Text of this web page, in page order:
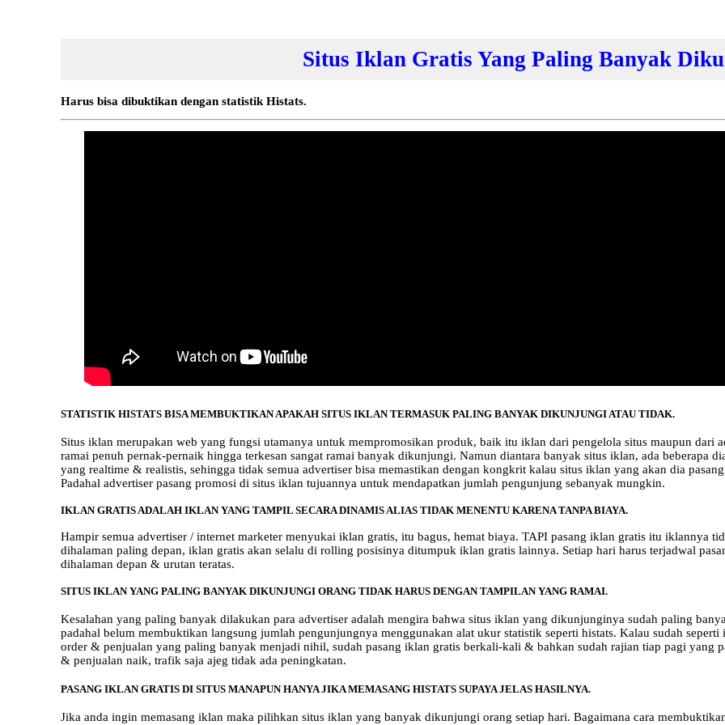
Situs Iklan Gratis Yang Paling Banyak
Harus bisa dibuktikan dengan statistik Histats.
STATISTIK HISTATS BISA MEMBUKTIKAN APAKAH SITUS IKLAN TERMASUK PALING BANYAK DIKUNJUNGI ATAU TIDAK.
Situs iklan merupakan web yang fungsi utamanya untuk mempromosikan produk, baik itu iklan dari pengelola situs maupun dari
ramai penuh pernak-pernaik hingga terkesan sangat ramai banyak dikunjungi. Namun diantara banyak situs iklan, ada beberapa
yang realtime & realistis, sehingga tidak semua advertiser bisa memastikan dengan kongkrit kalau situs iklan yang akan dia
Padahal advertiser pasang promosi di situs iklan tujuannya untuk mendapatkan jumlah pengunjung sebanyak mungkin.
IKLAN GRATIS ADALAH IKLAN YANG TAMPIL SECARA DINAMIS ALIAS TIDAK MENENTU KARENA TANPA BIAYA.
Hampir semua advertiser / internet marketer menyukai iklan gratis, itu bagus, hemat biaya. TAPI pasang iklan gratis itu iklannya
dihalaman paling depan, iklan gratis akan selalu di rolling posisinya ditumpuk iklan gratis lainnya. Setiap hari harus terjadwal
dihalaman depan & urutan teratas.
SITUS IKLAN YANG PALING BANYAK DIKUNJUNGI ORANG TIDAK HARUS DENGAN TAMPILAN YANG RAMAI.
Kesalahan yang paling banyak dilakukan para advertiser adalah mengira bahwa situs iklan yang dikunjunginya sudah paling
padahal belum membuktikan langsung jumlah pengunjungnya menggunakan alat ukur statistik seperti histats. Kalau sudah
order & penjualan yang paling banyak menjadi nihil, sudah pasang iklan gratis berkali-kali & bahkan sudah rajian tiap pagi yang
& penjualan naik, trafik saja ajeg tidak ada peningkatan.
PASANG IKLAN GRATIS DI SITUS MANAPUN HANYA JIKA MEMASANG HISTATS SUPAYA JELAS HASILNYA.
Jika anda ingin memasang iklan maka pilihkan situs iklan yang banyak dikunjungi orang setiap hari. Bagaimana cara